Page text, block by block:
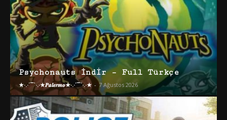
Psychonauts İndir – Full Türkçe
★·.·´¯`·.·★𝑷𝒂𝒍𝒆𝒓𝒎𝒐★·.·´¯`·.·★ - 7 Ağustos 2026